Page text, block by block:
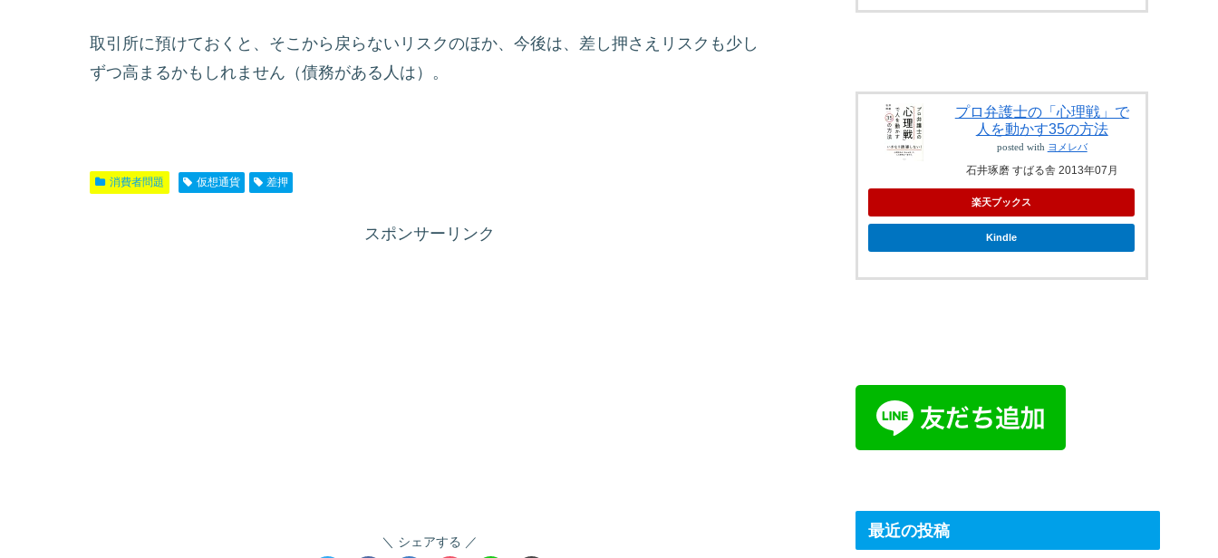
取引所に預けておくと、そこから戻らないリスクのほか、今後は、差し押さえリスクも少し
ずつ高まるかもしれません（債務がある人は）。
消費者問題 仮想通貨 差押
スポンサーリンク
シェアする
プロ弁護士の「心理戦」で
人を動かす35の方法
posted with ヨメレバ
石井琢磨 すばる舎 2013年07月
楽天ブックス
Kindle
最近の投稿